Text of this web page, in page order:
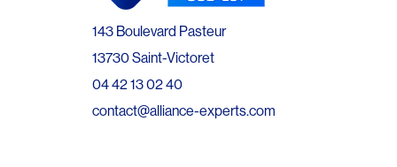
143 Boulevard Pasteur
13730 Saint-Victoret
04 42 13 02 40
contact@alliance-experts.com